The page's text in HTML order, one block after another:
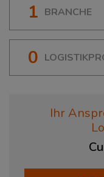
1 BRANCHE
0
Ihr